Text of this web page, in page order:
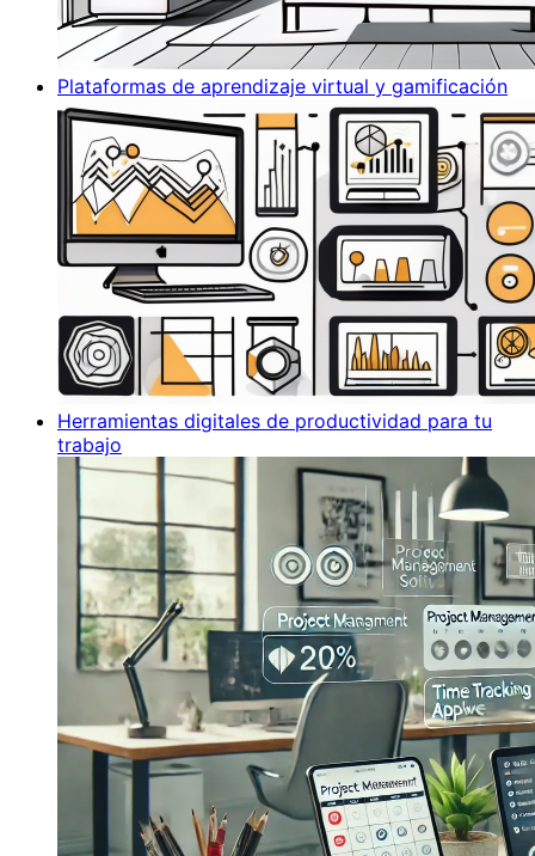
Plataformas de aprendizaje virtual y gamificación
Herramientas digitales de productividad para tu
trabajo